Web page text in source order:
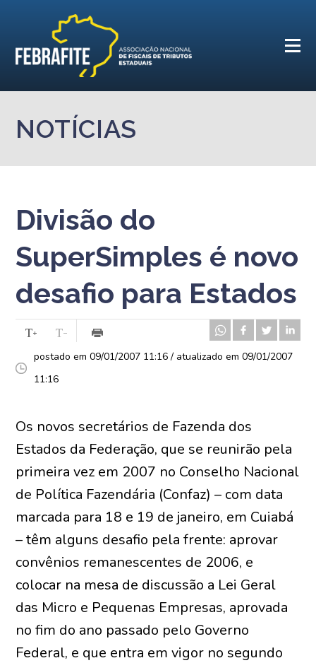
NOTÍCIAS
Divisão do
SuperSimples é novo
desafio para Estados
postado em 09/01/2007 11:16 / atualizado em 09/01/2007
11:16
Os novos secretários de Fazenda dos
Estados da Federação, que se reunirão pela
primeira vez em 2007 no Conselho Nacional
de Política Fazendária (Confaz) – com data
marcada para 18 e 19 de janeiro, em Cuiabá
– têm alguns desafio pela frente: aprovar
convênios remanescentes de 2006, e
colocar na mesa de discussão a Lei Geral
das Micro e Pequenas Empresas, aprovada
no fim do ano passado pelo Governo
Federal, e que entra em vigor no segundo